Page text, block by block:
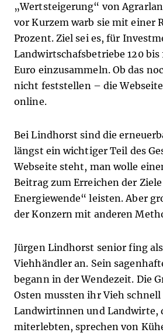
„Wertsteigerung“ von
vor Kurzem warb sie mit einer
Prozent. Ziel sei es, für
Landwirtschafsbetriebe 120
Euro einzusammeln. Ob das
nicht feststellen – die
online.
Bei Lindhorst sind die
längst ein wichtiger Teil des
Webseite steht, man wolle
Beitrag zum Erreichen der
Energiewende“ leisten. Aber
der Konzern mit anderen
Jürgen Lindhorst senior fing
Viehhändler an. Sein
begann in der Wendezeit. Die
Osten mussten ihr Vieh schnell
Landwirtinnen und Landwirte,
miterlebten, sprechen von